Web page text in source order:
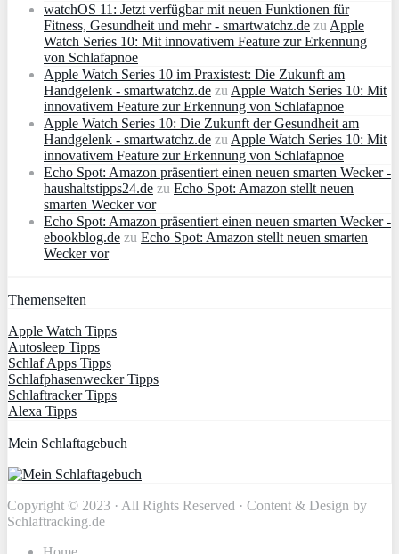
watchOS 11: Jetzt verfügbar mit neuen Funktionen für
Fitness, Gesundheit und mehr - smartwatchz.de zu Apple
Watch Series 10: Mit innovativem Feature zur Erkennung
von Schlafapnoe
Apple Watch Series 10 im Praxistest: Die Zukunft am
Handgelenk - smartwatchz.de zu Apple Watch Series 10: Mit
innovativem Feature zur Erkennung von Schlafapnoe
Apple Watch Series 10: Die Zukunft der Gesundheit am
Handgelenk - smartwatchz.de zu Apple Watch Series 10: Mit
innovativem Feature zur Erkennung von Schlafapnoe
Echo Spot: Amazon präsentiert einen neuen smarten Wecker -
haushaltstipps24.de zu Echo Spot: Amazon stellt neuen
smarten Wecker vor
Echo Spot: Amazon präsentiert einen neuen smarten Wecker -
ebookblog.de zu Echo Spot: Amazon stellt neuen smarten
Wecker vor
Themenseiten
Apple Watch Tipps
Autosleep Tipps
Schlaf Apps Tipps
Schlafphasenwecker Tipps
Schlaftracker Tipps
Alexa Tipps
Mein Schlaftagebuch
Copyright © 2023 · All Rights Reserved · Content & Design by
Schlaftracking.de